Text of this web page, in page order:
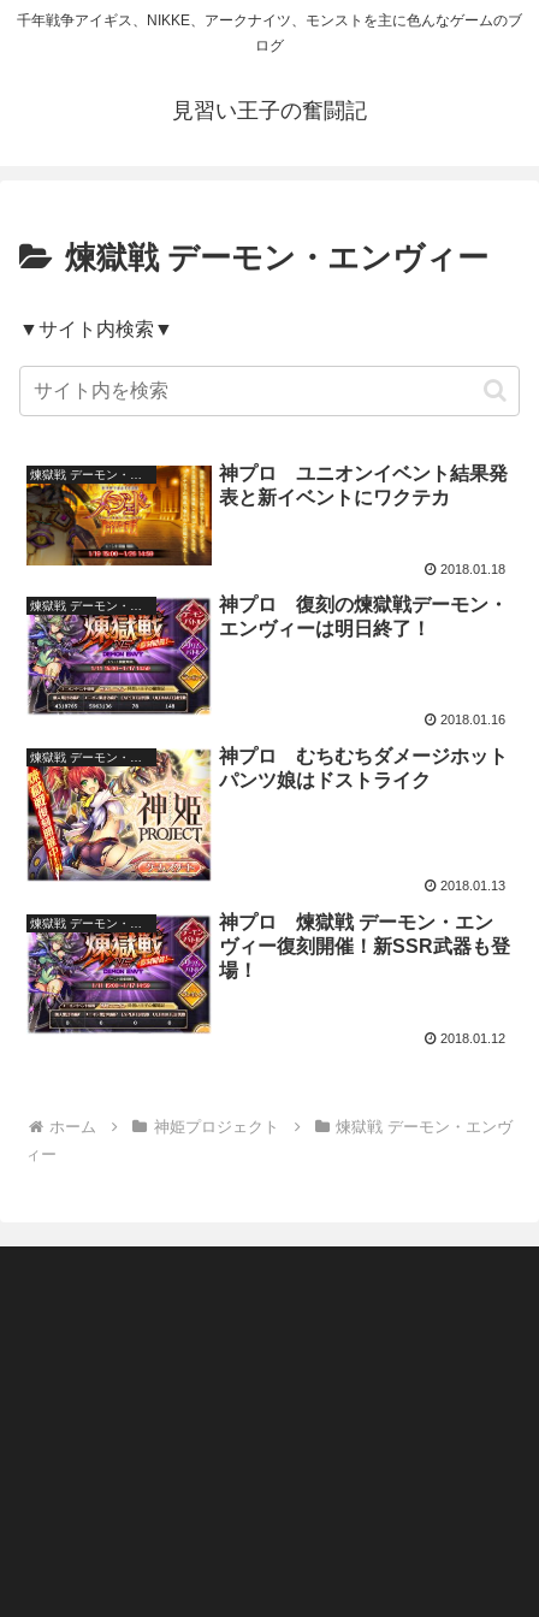
千年戦争アイギス、NIKKE、アークナイツ、モンストを主に色んなゲームのブ
ログ
見習い王子の奮闘記
煉獄戦 デーモン・エンヴィー
▼サイト内検索▼
煉獄戦 デーモン・エンヴィー
神プロ ユニオンイベント結果発
表と新イベントにワクテカ
2018.01.18
神プロ 復刻の煉獄戦デーモン・
エンヴィーは明日終了！
2018.01.16
神プロ むちむちダメージホット
パンツ娘はドストライク
2018.01.13
神プロ 煉獄戦 デーモン・エン
ヴィー復刻開催！新SSR武器も登
場！
2018.01.12
ホーム 神姫プロジェクト
煉獄戦 デーモン・エンヴ
ィー